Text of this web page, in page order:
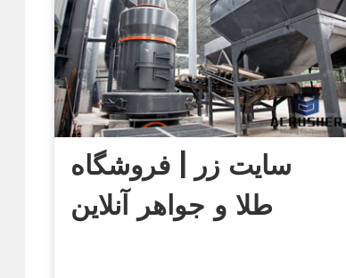
سایت زر | فروشگاه
طلا و جواهر آنلاین